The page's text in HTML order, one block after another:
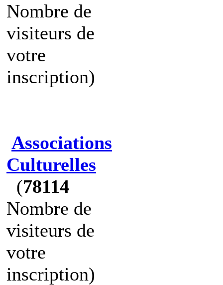
Nombre de
visiteurs de
votre
inscription)
Associations
Culturelles
(78114
Nombre de
visiteurs de
votre
inscription)